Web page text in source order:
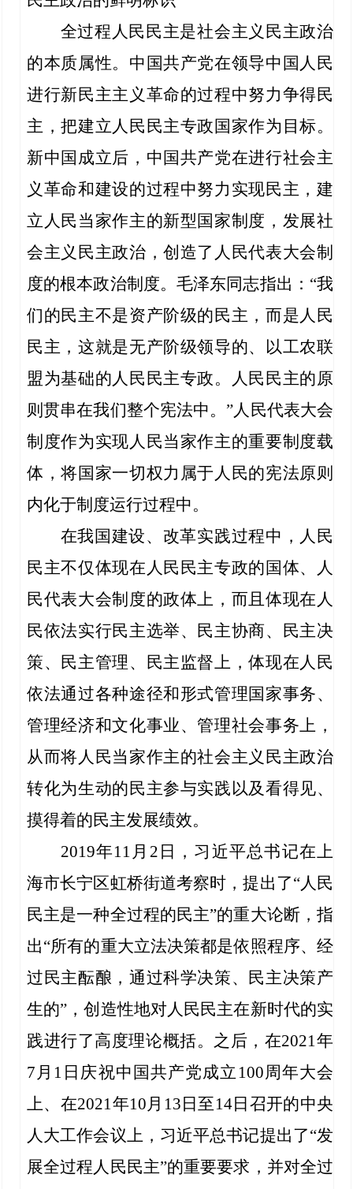
全过程人民民主是社会主义民主政治
的本质属性。中国共产党在领导中国人民
进行新民主主义革命的过程中努力争得民
主，把建立人民民主专政国家作为目标。
新中国成立后，中国共产党在进行社会主
义革命和建设的过程中努力实现民主，建
立人民当家作主的新型国家制度，发展社
会主义民主政治，创造了人民代表大会制
度的根本政治制度。毛泽东同志指出：“我
们的民主不是资产阶级的民主，而是人民
民主，这就是无产阶级领导的、以工农联
盟为基础的人民民主专政。人民民主的原
则贯串在我们整个宪法中。”人民代表大会
制度作为实现人民当家作主的重要制度载
体，将国家一切权力属于人民的宪法原则
内化于制度运行过程中。
在我国建设、改革实践过程中，人民
民主不仅体现在人民民主专政的国体、人
民代表大会制度的政体上，而且体现在人
民依法实行民主选举、民主协商、民主决
策、民主管理、民主监督上，体现在人民
依法通过各种途径和形式管理国家事务、
管理经济和文化事业、管理社会事务上，
从而将人民当家作主的社会主义民主政治
转化为生动的民主参与实践以及看得见、
摸得着的民主发展绩效。
2019年11月2日，习近平总书记在上
海市长宁区虹桥街道考察时，提出了“人民
民主是一种全过程的民主”的重大论断，指
出“所有的重大立法决策都是依照程序、经
过民主酝酿，通过科学决策、民主决策产
生的”，创造性地对人民民主在新时代的实
践进行了高度理论概括。之后，在2021年
7月1日庆祝中国共产党成立100周年大会
上、在2021年10月13日至14日召开的中央
人大工作会议上，习近平总书记提出了“发
展全过程人民民主”的重要要求，并对全过